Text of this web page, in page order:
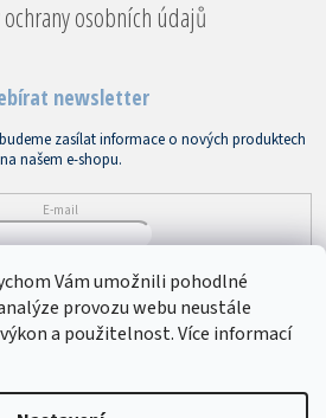
Vám umožnili pohodlné
provozu webu neustále
a použitelnost. Více informací
osobních údajů
newsletter
zasílat informace o nových produktech
na našem e-shopu.
E-mail
PŘIHLÁSIT SE
VEBA . Všechna práva vyhrazena.